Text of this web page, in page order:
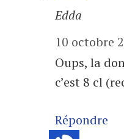
Edda
10 octobre
Oups, la
c’est 8 cl
Répondre